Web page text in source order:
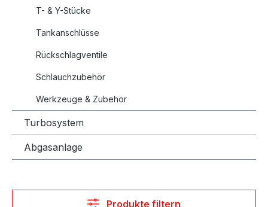
T- & Y-Stücke
Tankanschlüsse
Rückschlagventile
Schlauchzubehör
Werkzeuge & Zubehör
Turbosystem
Abgasanlage
Produkte filtern